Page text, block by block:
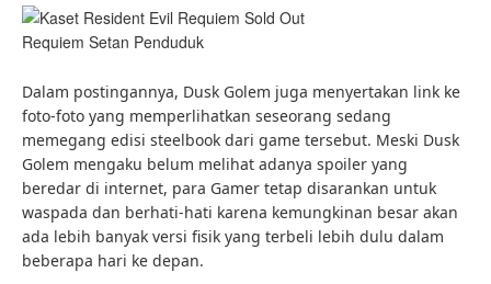
Requiem Setan Penduduk
Dalam postingannya, Dusk Golem juga menyertakan link ke
foto-foto yang memperlihatkan seseorang sedang
memegang edisi steelbook dari game tersebut. Meski Dusk
Golem mengaku belum melihat adanya spoiler yang
beredar di internet, para Gamer tetap disarankan untuk
waspada dan berhati-hati karena kemungkinan besar akan
ada lebih banyak versi fisik yang terbeli lebih dulu dalam
beberapa hari ke depan.